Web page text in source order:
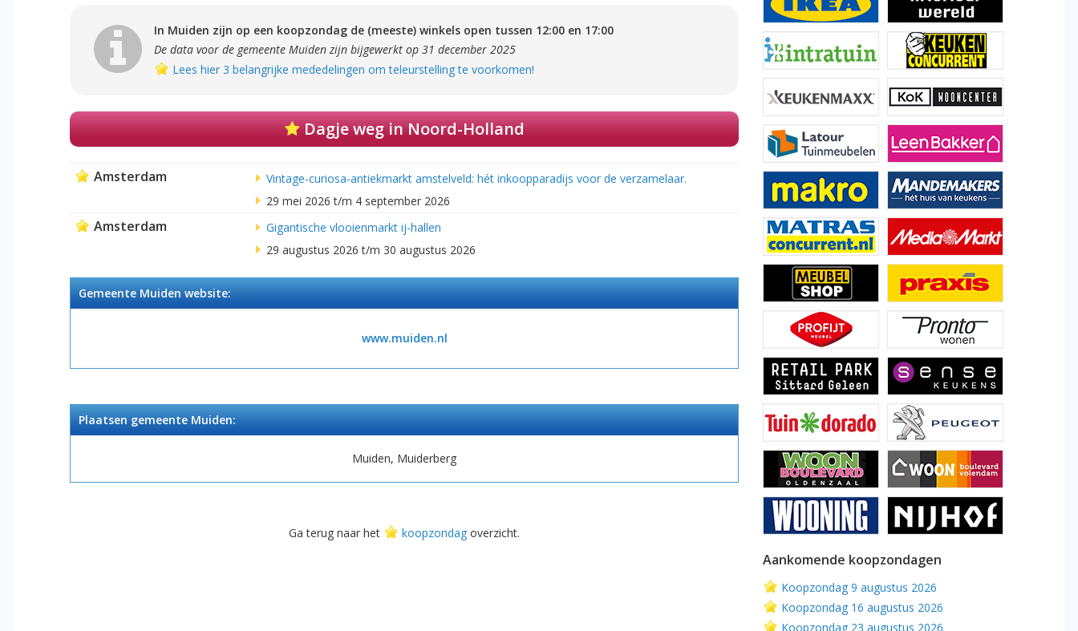
In Muiden zijn op een koopzondag de (meeste) winkels open tussen 12:00 en 17:00
De data voor de gemeente Muiden zijn bijgewerkt op 31 december 2025
Lees hier 3 belangrijke mededelingen om teleurstelling te voorkomen!
Dagje weg in Noord-Holland
Amsterdam
Vintage-curiosa-antiekmarkt amstelveld: hét inkoopparadijs voor de verzamelaar.
29 mei 2026 t/m 4 september 2026
Amsterdam
Gigantische vlooienmarkt ij-hallen
29 augustus 2026 t/m 30 augustus 2026
Gemeente Muiden website:
www.muiden.nl
Plaatsen gemeente Muiden:
Muiden, Muiderberg
Ga terug naar het koopzondag overzicht.
Aankomende koopzondagen
Koopzondag 9 augustus 2026
Koopzondag 16 augustus 2026
Koopzondag 23 augustus 2026